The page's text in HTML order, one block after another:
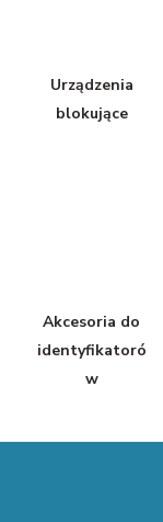
Urządzenia
blokujące
Akcesoria do
identyfikatoró
w